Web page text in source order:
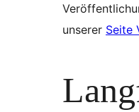
unserer Seite